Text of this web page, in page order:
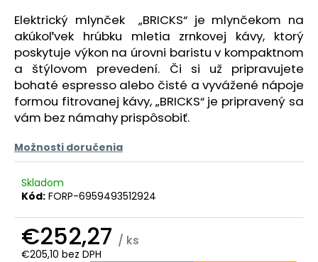
Elektrický mlynček „BRICKS“ je mlynčekom na
akúkoľvek hrúbku mletia zrnkovej kávy, ktorý
poskytuje výkon na úrovni baristu v kompaktnom
a štýlovom prevedení. Či si už pripravujete
bohaté espresso alebo čisté a vyvážené nápoje
formou fitrovanej kávy, „BRICKS“ je pripravený sa
vám bez námahy prispôsobiť.
Možnosti doručenia
Skladom
Kód: FORP-6959493512924
€252,27 / ks
€205,10 bez DPH
HĽADAŤ
O
d
p
o
r
ú
a
m
e